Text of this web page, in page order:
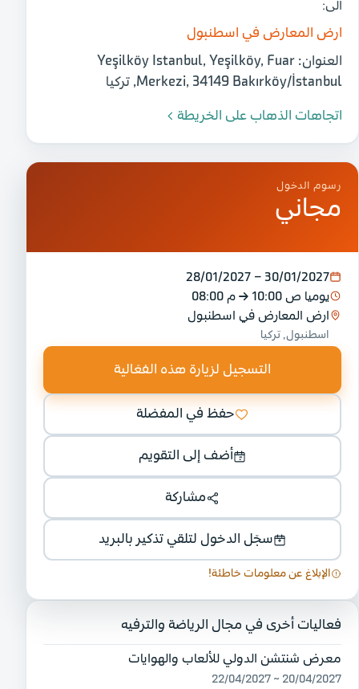
الى:
ارض المعارض في اسطنبول
العنوان:Yeşilköy Istanbul, Yeşilköy, Fuar
Merkezi, 34149 Bakırköy/İstanbul, تركيا
اتجاهات الذهاب على الخريطة
رسوم الدخول
مجاني
28/01/2027 – 30/01/2027
يوميا 10:00 ص →08:00 م
ارض المعارض في اسطنبول
اسطنبول, تركيا
التسجيل لزيارة هذه الفعّالية
حفظ في المفضلة
أضف إلى التقويم
مشاركة
سجّل الدخول لتلقي تذكير بالبريد
الإبلاغ عن معلومات خاطئة!
فعاليات أخرى في مجال الرياضة والترفيه
معرض شنتشن الدولي للألعاب والهوايات
20/04/2027 ~ 22/04/2027